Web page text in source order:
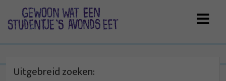
Uitgebreid zoeken: